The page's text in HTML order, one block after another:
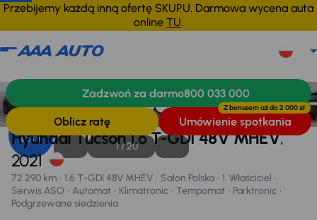
Przebijemy każdą inną ofertę SKUPU. Darmowa wycena auta
online TU.
8,25 %
1 /20
Hyundai Tucson 1.6 T-GDI 48V MHEV,
2021
72 290 km 1.6 T-GDI 48V MHEV Salon Polska
1. Właściciel
Serwis ASO
Automat Klimatronic Tempomat
Parktronic
Podgrzewane siedzienia
WyposażenieZalety samochoduFinansowanie
Zadzwoń za darmo800 033 000
Oblicz ratę Umówienie spotkania
Z bonusem aż do2 000 zł